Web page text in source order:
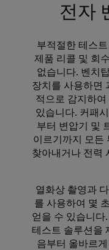
전자
부적절한 테스
제품 리콜 및 회
없습니다. 벤치
장치를 사용하면
적으로 감지하
있습니다. 커패
부터 변압기 및
이르기까지 모든
찾아내거나 전력
열화상 촬영과
를 사용하여 몇
얻을 수 있습니다
테스트 솔루션을
음부터 올바르